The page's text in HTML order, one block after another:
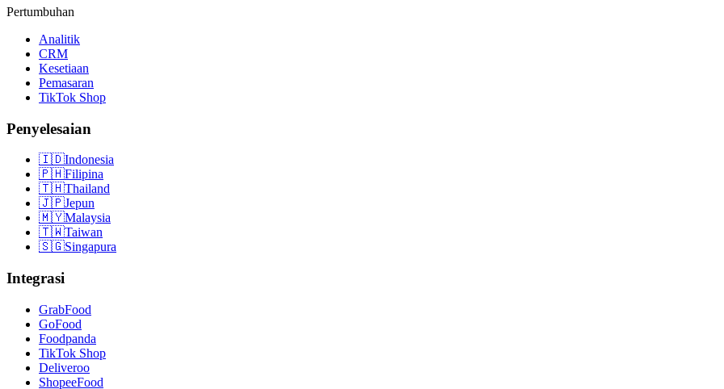
Pertumbuhan
Analitik
CRM
Kesetiaan
Pemasaran
TikTok Shop
Penyelesaian
🇮🇩Indonesia
🇵🇭Filipina
🇹🇭Thailand
🇯🇵Jepun
🇲🇾Malaysia
🇹🇼Taiwan
🇸🇬Singapura
Integrasi
GrabFood
GoFood
Foodpanda
TikTok Shop
Deliveroo
ShopeeFood